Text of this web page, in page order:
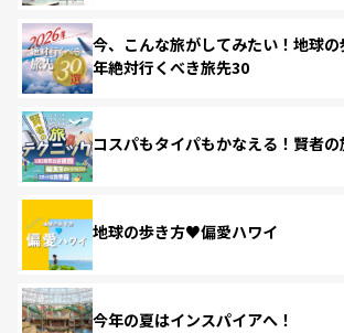
今、こんな旅がしてみたい！地球
年絶対行くべき旅先30
コスパもタイパもかなえる！賢者
地球の歩き方♥偏愛ハワイ
今年の夏はインスパイアへ！